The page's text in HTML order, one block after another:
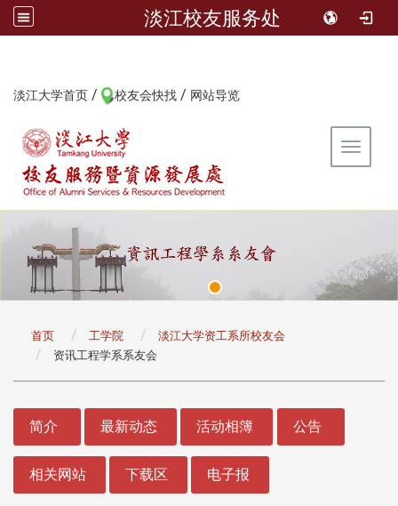
淡江校友服务处
淡江大学首页 / 校友会快找 / 网站导览
Toggle
首页 工学院
淡江大学资工系所校友会
资讯工程学系系友会
简介 最新动态 活动相簿 公告
相关网站 下载区 电子报